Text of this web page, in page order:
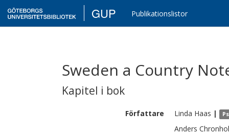
GUP Publikationslistor
Sweden a Country
Kapitel i bok
Författare Linda Haas |
Anders